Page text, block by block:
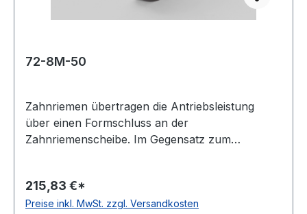
72-8M-50
Zahnriemen übertragen die Antriebsleistung
über einen Formschluss an der
Zahnriemenscheibe. Im Gegensatz zum
zwischen Zahnriemenscheiben für
Fertigbohrung und Zahnriemenscheiben für
215,83 €*
Preise inkl. MwSt. zzgl. Versandkosten